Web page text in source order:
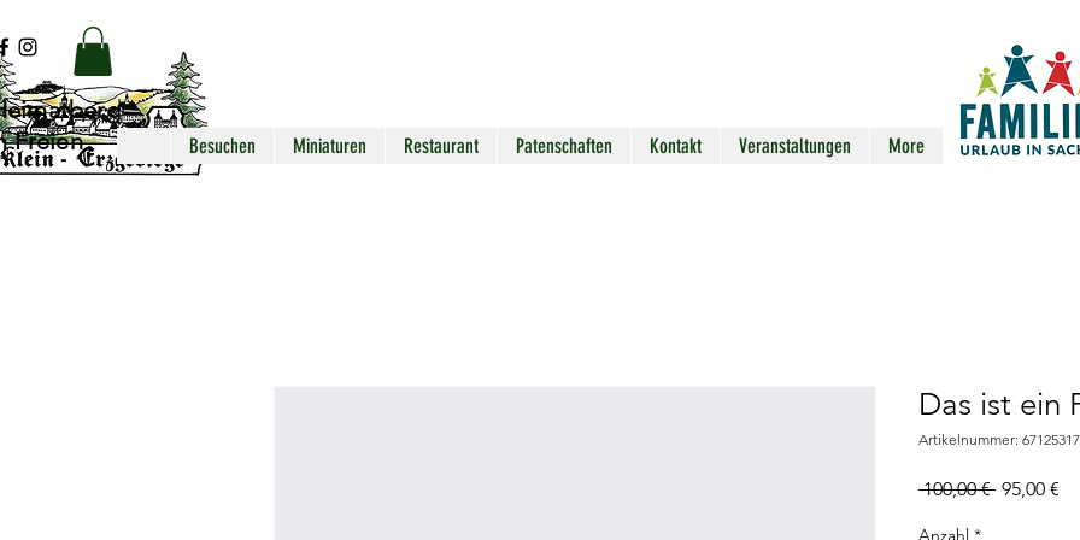
Besuchen Miniaturen Restaurant Patenschaften Kontakt Veranstaltungen More
Freien
Das ist ein
Artikelnummer:
100,00 € 95,00 €
Anzahl *